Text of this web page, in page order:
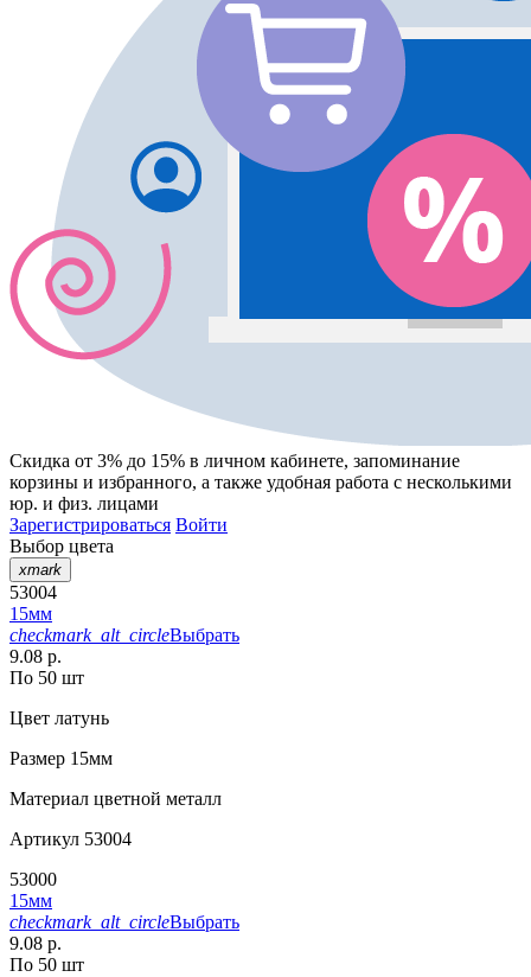
Скидка от 3% до 15% в личном кабинете, запоминание
корзины и избранного, а также удобная работа с несколькими
юр. и физ. лицами
Зарегистрироваться Войти
Выбор цвета
xmark
53004
15мм
checkmark_alt_circleВыбрать
9.08 р.
По 50 шт
Цвет латунь
Размер 15мм
Материал цветной металл
Артикул 53004
53000
15мм
checkmark_alt_circleВыбрать
9.08 р.
По 50 шт